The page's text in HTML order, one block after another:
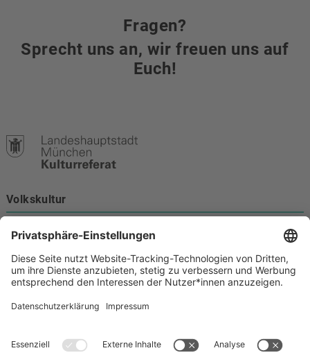
Fragen?
Sprecht uns an, wir freuen uns auf
Euch!
Volkskultur
80331 München
Kontakt
089 233-21172
volkskultur@muenchen.de
Volkskultur auf Facebook
Volkskultur Instagram
Volkskultur auf Youtube